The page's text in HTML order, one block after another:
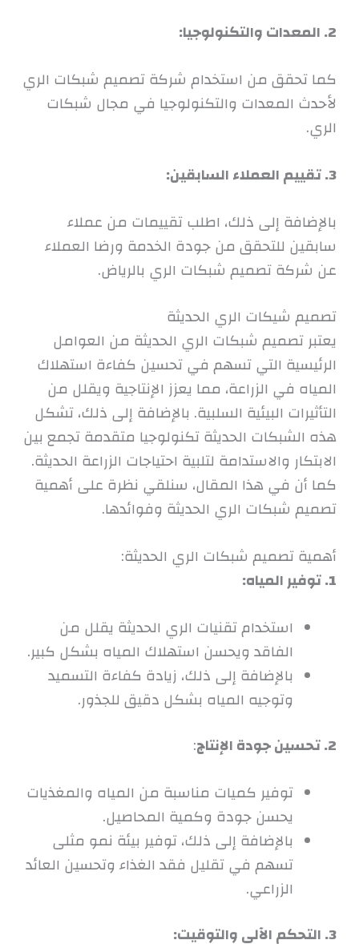
2. المعدات والتكنولوجيا:
كما تحقق من استخدام شركة تصميم شبكات الري
لأحدث المعدات والتكنولوجيا في مجال شبكات
الري.
3. تقييم العملاء السابقين:
بالإضافة إلى ذلك، اطلب تقييمات من عملاء
سابقين للتحقق من جودة الخدمة ورضا العملاء
عن شركة تصميم شبكات الري بالرياض.
تصميم شيكات الري الحديثة
يعتبر تصميم شبكات الري الحديثة من العوامل
الرئيسية التي تسهم في تحسين كفاءة استهلاك
المياه في الزراعة، مما يعزز الإنتاجية ويقلل من
التأثيرات البيئية السلبية. بالإضافة إلى ذلك، تشكل
هذه الشبكات الحديثة تكنولوجيا متقدمة تجمع بين
الابتكار والاستدامة لتلبية احتياجات الزراعة الحديثة.
كما أن في هذا المقال، سنلقي نظرة على أهمية
تصميم شبكات الري الحديثة وفوائدها.
أهمية تصميم شبكات الري الحديثة:
1. توفير المياه:
استخدام تقنيات الري الحديثة يقلل من
الفاقد ويحسن استهلاك المياه بشكل كبير.
بالإضافة إلى ذلك، زيادة كفاءة التسميد
وتوجيه المياه بشكل دقيق للجذور.
2. تحسين جودة الإنتاج
:
توفير كميات مناسبة من المياه والمغذيات
يحسن جودة وكمية المحاصيل.
بالإضافة إلى ذلك، توفير بيئة نمو مثلى
تسهم في تقليل فقد الغذاء وتحسين العائد
الزراعي.
3. التحكم الآلي والتوقيت: